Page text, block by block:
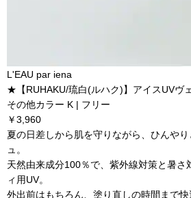
L'EAU par iena
★【RUHAKU/琉白(ルハク)】アイスUVヴ
その他カラー K | フリー
￥3,960
夏の日差しから肌を守りながら、ひんや
ュ。
天然由来成分100％で、紫外線対策と暑さ
ィ用UV。
外出前はもちろん、塗り直しの時間まで